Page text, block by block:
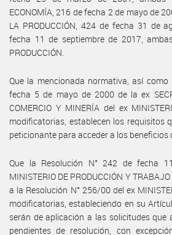
ECONOMÍA, 216 de fecha 2 de mayo de
LA PRODUCCIÓN, 424 de fecha 31 de
fecha 11 de septiembre de 2017,
PRODUCCIÓN.
Que la mencionada normativa, así como
fecha 5 de mayo de 2000 de la ex
COMERCIO Y MINERÍA del ex
modificatorias, establecen los requisitos
peticionante para acceder a los beneficios
Que la Resolución N° 242 de fecha
MINISTERIO DE PRODUCCIÓN Y
a la Resolución N° 256/00 del ex
modificatorias, estableciendo en su
serán de aplicación a las solicitudes que
pendientes de resolución, con